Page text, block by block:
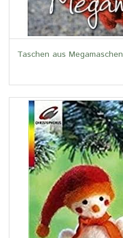
Taschen aus Megamaschen